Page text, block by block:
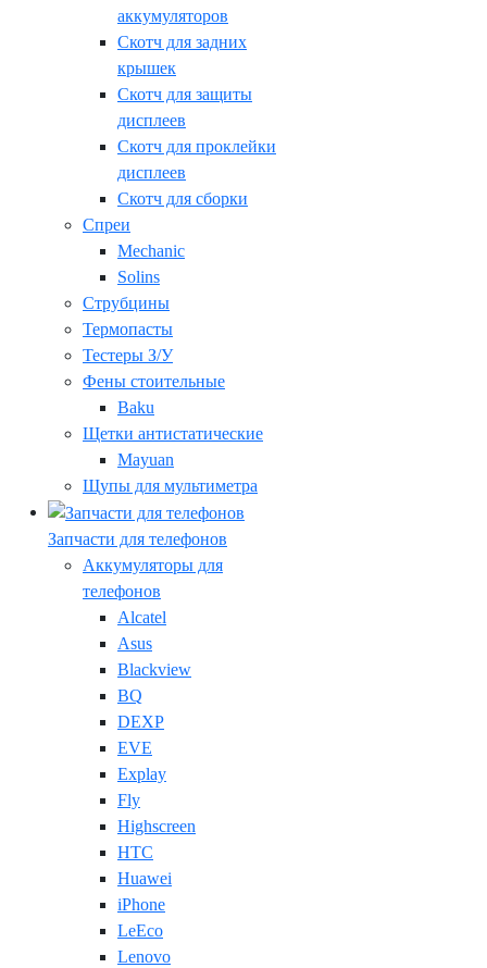
аккумуляторов
Скотч для задних
крышек
Скотч для защиты
дисплеев
Скотч для проклейки
дисплеев
Скотч для сборки
Спреи
Mechanic
Solins
Струбцины
Термопасты
Тестеры З/У
Фены стоительные
Baku
Щетки антистатические
Mayuan
Щупы для мультиметра
Запчасти для телефонов
Аккумуляторы для
телефонов
Alcatel
Asus
Blackview
BQ
DEXP
EVE
Explay
Fly
Highscreen
HTC
Huawei
iPhone
LeEco
Lenovo